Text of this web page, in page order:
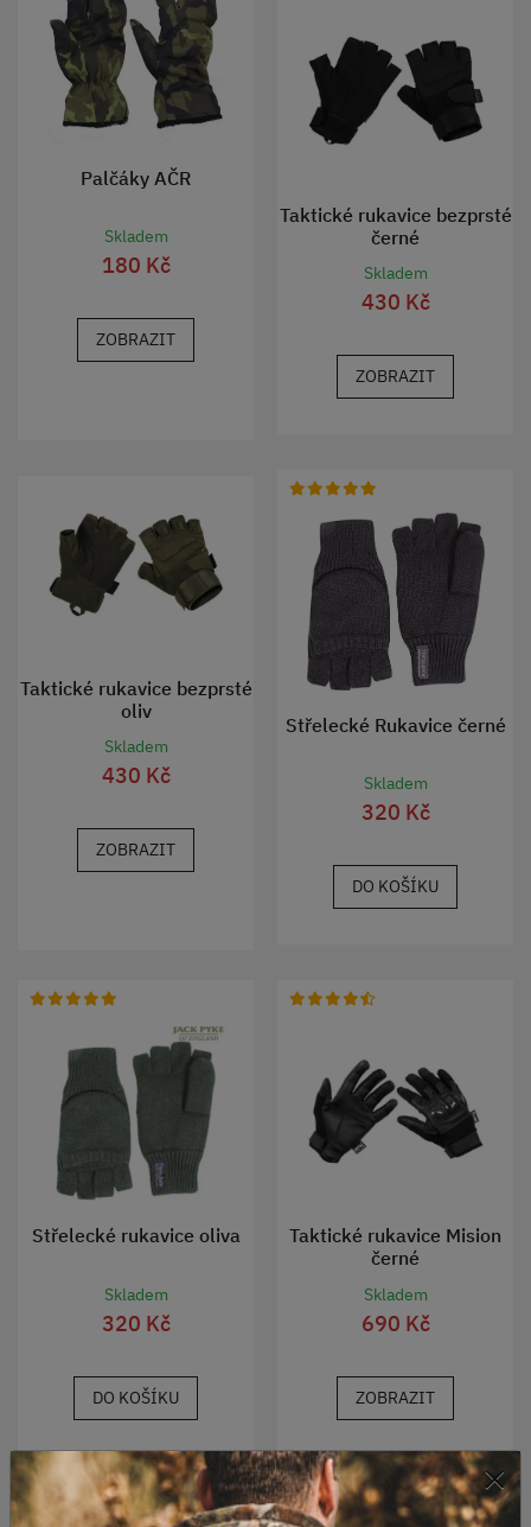
Palčáky AČR
Skladem
180 Kč
ZOBRAZIT
Taktické rukavice bezprsté
černé
Skladem
430 Kč
ZOBRAZIT
Taktické rukavice bezprsté
oliv
Skladem
430 Kč
ZOBRAZIT
Střelecké Rukavice černé
Skladem
320 Kč
DO KOŠÍKU
Střelecké rukavice oliva
Skladem
320 Kč
DO KOŠÍKU
Taktické rukavice Mision
černé
Skladem
690 Kč
ZOBRAZIT
×